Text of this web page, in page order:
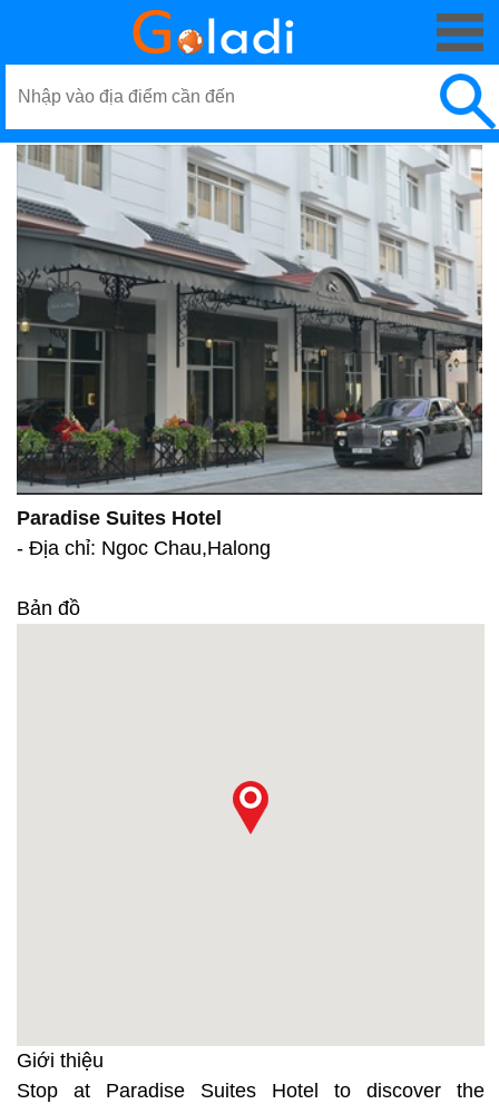
Paradise Suites Hotel
- Địa chỉ: Ngoc Chau,Halong
Bản đồ
Giới thiệu
Stop at Paradise Suites Hotel to discover the